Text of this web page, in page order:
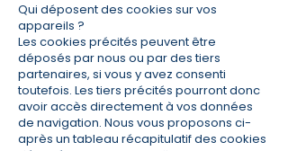
Qui déposent des cookies sur vos
appareils ?
Les cookies précités peuvent être
déposés par nous ou par des tiers
partenaires, si vous y avez consenti
toutefois. Les tiers précités pourront donc
avoir accès directement à vos données
de navigation. Nous vous proposons ci-
après un tableau récapitulatif des cookies